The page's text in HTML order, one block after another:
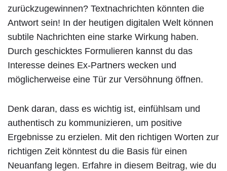
zurückzugewinnen? Textnachrichten könnten die
Antwort sein! In der heutigen digitalen Welt können
subtile Nachrichten eine starke Wirkung haben.
Durch geschicktes Formulieren kannst du das
Interesse deines Ex-Partners wecken und
möglicherweise eine Tür zur Versöhnung öffnen.
Denk daran, dass es wichtig ist, einfühlsam und
authentisch zu kommunizieren, um positive
Ergebnisse zu erzielen. Mit den richtigen Worten zur
richtigen Zeit könntest du die Basis für einen
Neuanfang legen. Erfahre in diesem Beitrag, wie du